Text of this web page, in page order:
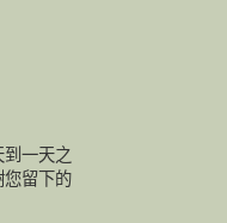
一天之
您留下的